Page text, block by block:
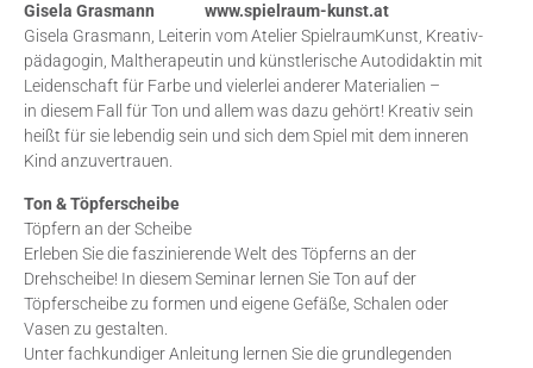
Gisela Grasmann www.spielraum-kunst.at
Gisela Grasmann, Leiterin vom Atelier SpielraumKunst, Kreativ-
pädagogin, Maltherapeutin und künstlerische Autodidaktin mit
Leidenschaft für Farbe und vielerlei anderer Materialien –
in diesem Fall für Ton und allem was dazu gehört! Kreativ sein
heißt für sie lebendig sein und sich dem Spiel mit dem inneren
Kind anzuvertrauen.
Ton & Töpferscheibe
Töpfern an der Scheibe
Erleben Sie die faszinierende Welt des Töpferns an der
Drehscheibe! In diesem Seminar lernen Sie Ton auf der
Töpferscheibe zu formen und eigene Gefäße, Schalen oder
Vasen zu gestalten.
Unter fachkundiger Anleitung lernen Sie die grundlegenden